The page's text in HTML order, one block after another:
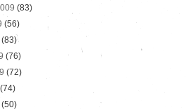
(83)
(56)
(83)
(76)
(72)
(74)
(50)